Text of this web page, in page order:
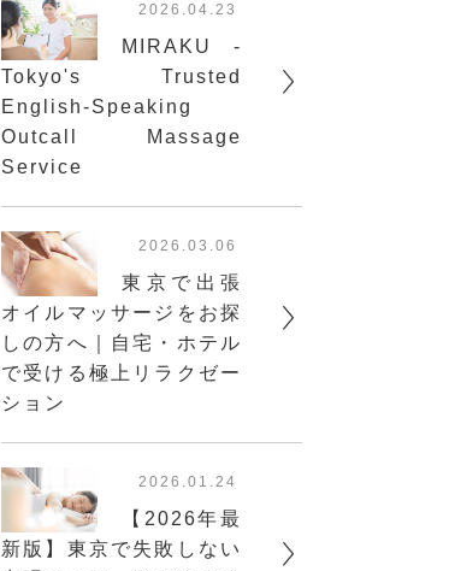
2026.04.23
MIRAKU -
Tokyo's Trusted
English-Speaking
Outcall Massage
Service
2026.03.06
東京で出張
オイルマッサージをお探
しの方へ｜自宅・ホテル
で受ける極上リラクゼー
ション
2026.01.24
【2026年最
新版】東京で失敗しない